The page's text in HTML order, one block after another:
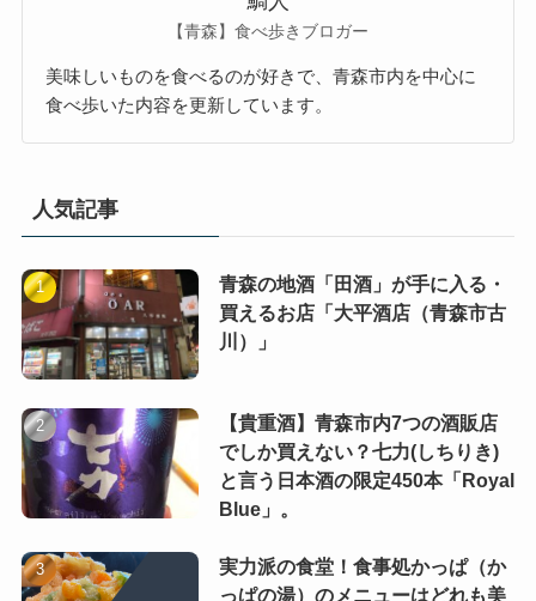
【青森】食べ歩きブロガー
美味しいものを食べるのが好きで、青森市内を中心に
食べ歩いた内容を更新しています。
人気記事
青森の地酒「田酒」が手に入る・
買えるお店「大平酒店（青森市古
川）」
【貴重酒】青森市内7つの酒販店
でしか買えない？七力(しちりき)
と言う日本酒の限定450本「Royal
Blue」。
実力派の食堂！食事処かっぱ（か
っぱの湯）のメニューはどれも美